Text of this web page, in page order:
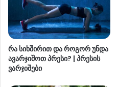
რა სიხშირით და როგორ უნდა
ავარჯიშოთ პრესი? | პრესის
ვარჯიშები